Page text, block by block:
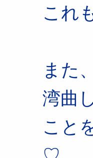
これ
また
湾曲
こと